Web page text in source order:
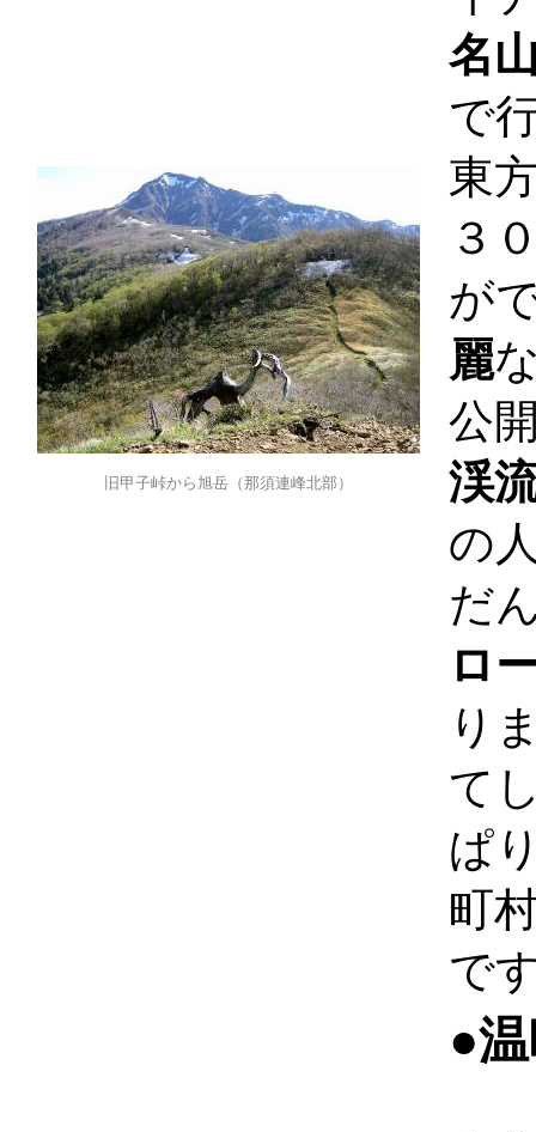
旧甲子峠から旭岳（那須連峰北部）
名
で
東
３
が
麗
公
渓
の
だ
ロ
り
て
ぱ
町
で
●